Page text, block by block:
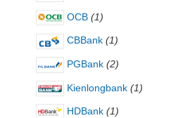
OCB (1)
CBBank (1)
PGBank (2)
Kienlongbank (1)
HDBank (1)